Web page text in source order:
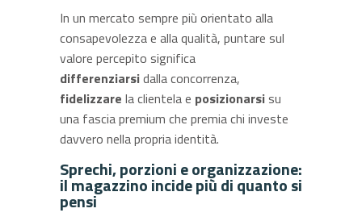
In un mercato sempre più orientato alla
consapevolezza e alla qualità, puntare sul
valore percepito significa
differenziarsidalla concorrenza,
fidelizzare la clientela e posizionarsisu
una fascia premium che premia chi investe
davvero nella propria identità.
Sprechi, porzioni e organizzazione:
il magazzino incide più di quanto si
pensi